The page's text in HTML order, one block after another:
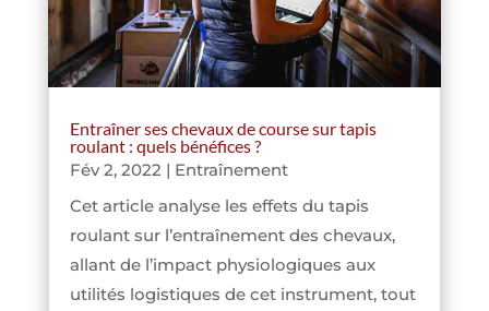
Entraîner ses chevaux de course sur tapis
roulant : quels bénéfices ?
Fév 2, 2022 | Entraînement
Cet article analyse les effets du tapis
roulant sur l’entraînement des chevaux,
allant de l’impact physiologiques aux
utilités logistiques de cet instrument, tout